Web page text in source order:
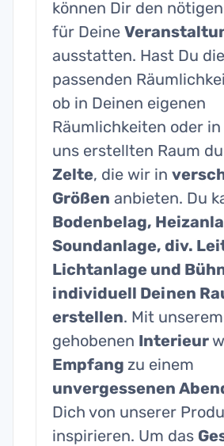
können Dir den nötigen
für Deine
ausstatten. Hast Du die
passenden
ob in Deinen eigenen
Räumlichkeiten oder
uns erstellten Raum
Zelte, die wir in
Größen anbieten. Du
Bodenbelag,
Soundanlage, div.
Lichtanlage und
individuell Deinen
erstellen. Mit unserem
gehobenen Interieur
Empfang zu einem
unvergessenen
Dich von unserer
inspirieren. Um das